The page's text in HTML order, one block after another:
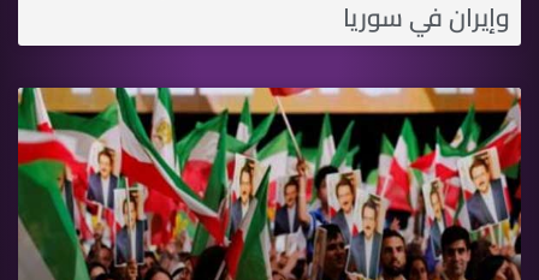
وإيران في سوريا